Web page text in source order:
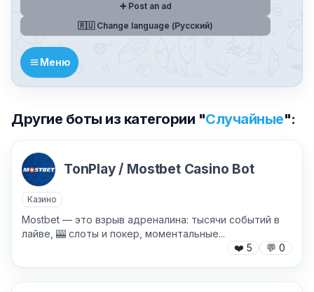
✕
➕ Post an ad
🇷🇺 Change language (Русский)
Меню
Другие боты из категории "Случайные":
TonPlay / Mostbet Casino Bot
Казино
Mostbet — это взрыв адреналина: тысячи событий в
лайве, 🎰 слоты и покер, моментальные...
❤️ 5 💬 0